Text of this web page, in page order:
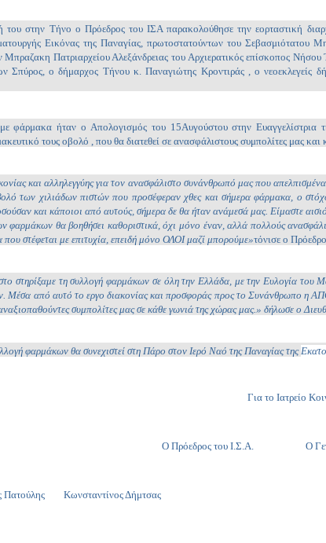
στην Τήνο ο Πρόεδρος του ΙΣΑ παρακολούθησε την εορταστική
Εικόνας της Παναγίας, πρωτοστατούντων του
Πατριαρχείου Αλεξάνδρειας του Αρχιερατικός επίσκοπος
Σπύρος, ο δήμαρχος Τήνου κ. Παναγιώτης Κροντιράς , ο νεοεκλεγείς
φάρμακα ήταν ο Απολογισμός του 15Αυγούστου στην
τους οβολό , που θα διατεθεί σε ανασφάλιστους συμπολίτες μας
και αλληλεγγύης για τον ανασφάλιστο συνάνθρωπό μας που
των χιλιάδων πιστών που προσέφεραν χθες και σήμερα φάρμακα, ο
και κάποιοι από αυτούς, σήμερα δε θα ήταν ανάμεσά μας. Είμαστε
φαρμάκων θα βοηθήσει καθοριστικά, όχι μόνο έναν, αλλά πολλούς
που στέφεται με επιτυχία, επειδή μόνο ΟΛΟΙ μαζί μπορούμε»τόνισε ο
στηρίξαμε τη συλλογή φαρμάκων σε όλη την Ελλάδα, με την Ευλογία του
Μέσα από αυτό το εργο διακονίας και προσφοράς προς το Συνάνθρωπο η
αναξιοπαθούντες συμπολίτες μας σε κάθε γωνιά της χώρας μας.» δήλωσε ο
φαρμάκων θα συνεχιστεί στη Πάρο στον Ιερό Ναό της Παναγίας της
Για το Ιατρείο
Ο Πρόεδρος του Ι.Σ.Α. Ο Γεν.
Κωνσταντίνος Δήμτσας